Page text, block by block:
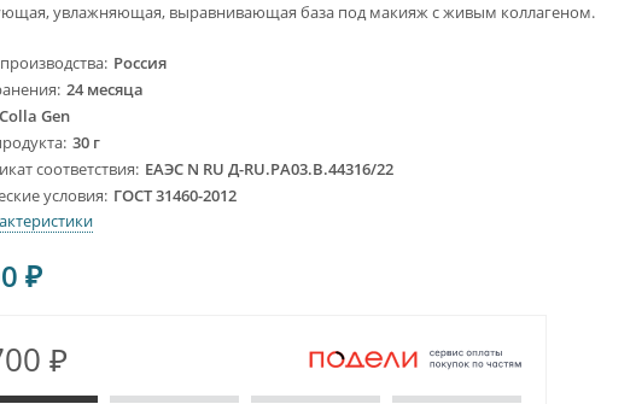
увлажняющая, выравнивающая база под макияж с живым коллагеном.
Россия
24 месяца
Colla Gen
30 г
соответствия ЕАЭС N RU Д-RU.PA03.B.44316/22
условия ГОСТ 31460-2012
₽
₽